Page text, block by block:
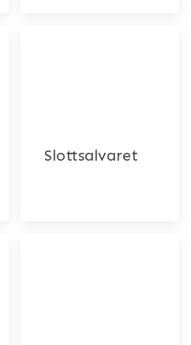
Slottsalvaret